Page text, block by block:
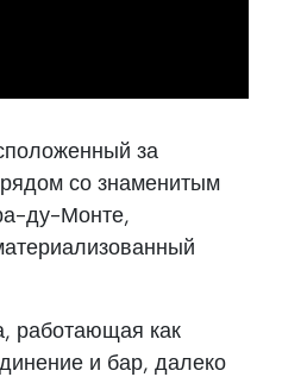
за
со знаменитым
ду-Монте,
работающая как
и бар, далеко